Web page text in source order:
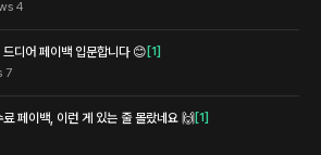
4
디어 페이백 입문합니다 😊 [1]
7
페이백, 이런 게 있는 줄 몰랐네요 🙌 [1]